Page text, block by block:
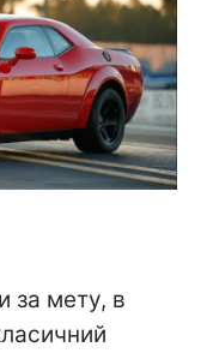
за мету, в